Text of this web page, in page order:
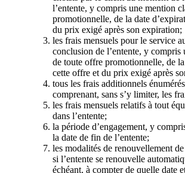
l’entente, y compris une mention
promotionnelle, de la date
du prix exigé après son expiration;
les frais mensuels pour le service
conclusion de l’entente, y compris
de toute offre promotionnelle, de
cette offre et du prix exigé après
tous les frais additionnels
comprenant, sans s’y limiter, les
les frais mensuels relatifs à tout
dans l’entente;
la période d’engagement, y
la date de fin de l’entente;
les modalités de renouvellement
si l’entente se renouvelle
échéant, à compter de quelle date